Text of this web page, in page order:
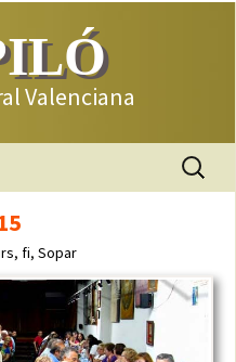
Valenciana
Buscar:
, fi, Sopar